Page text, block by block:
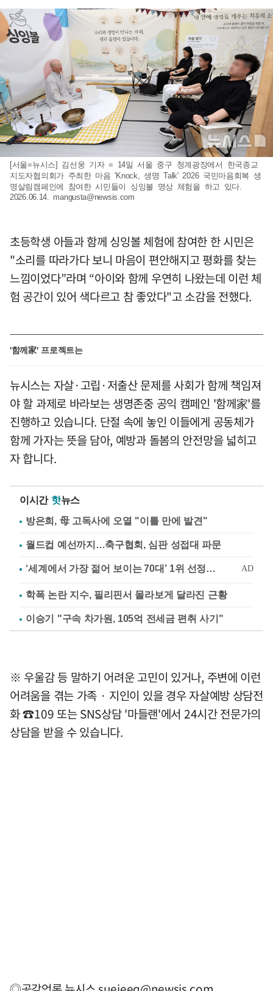
[서울=뉴시스] 김선웅 기자 = 14일 서울 중구 청계광장에서 한국종교
지도자협의회가 주최한 마음 'Knock, 생명 Talk' 2026 국민마음회복 생
명살림캠페인에 참여한 시민들이 싱잉볼 명상 체험을 하고 있다.
2026.06.14. mangusta@newsis.com
초등학생 아들과 함께 싱잉볼 체험에 참여한 한 시민은
"소리를 따라가다 보니 마음이 편안해지고 평화를 찾는
느낌이었다”라며 “아이와 함께 우연히 나왔는데 이런 체
험 공간이 있어 색다르고 참 좋았다"고 소감을 전했다.
'함께家' 프로젝트는
뉴시스는 자살·고립·저출산 문제를 사회가 함께 책임져
야 할 과제로 바라보는 생명존중 공익 캠페인 '함께家'를
진행하고 있습니다. 단절 속에 놓인 이들에게 공동체가
함께 가자는 뜻을 담아, 예방과 돌봄의 안전망을 넓히고
자 합니다.
이시간 핫뉴스
방은희, 母 고독사에 오열 "이틀 만에 발견"
월드컵 예선까지…축구협회, 심판 성접대 파문
학폭 논란 지수, 필리핀서 몰라보게 달라진 근황
이승기 "구속 차가원, 105억 전세금 편취 사기"
※ 우울감 등 말하기 어려운 고민이 있거나, 주변에 이런
어려움을 겪는 가족 · 지인이 있을 경우 자살예방 상담전
화 ☎109 또는 SNS상담 '마들랜'에서 24시간 전문가의
상담을 받을 수 있습니다.